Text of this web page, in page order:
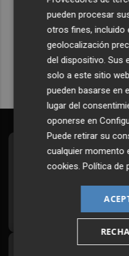
Recibe toda
Plaza
Quiero
¡Quiero
pueden procesar
otros fines, incluido
geolocalización
del dispositivo. Sus
solo a este sitio
pueden basarse en
lugar del
oponerse en
Puede retirar su
cualquier momento
cookies.Política de